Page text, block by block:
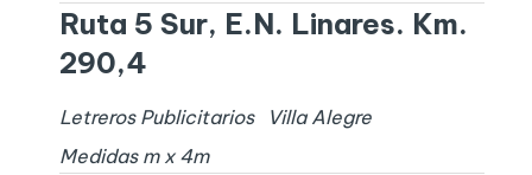
Ruta 5 Sur, E.N. Linares. Km.
290,4
Letreros Publicitarios
Villa Alegre
Medidas m x 4m